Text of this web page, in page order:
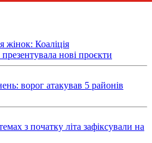
жінок: Коаліція
нові проєкти
ворог атакував 5 районів
з початку літа зафіксували на